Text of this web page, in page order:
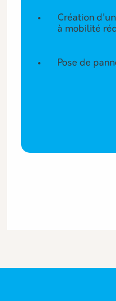
Création
à mobilité
Pose de